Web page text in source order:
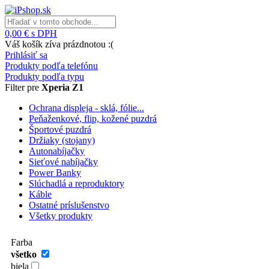
0,00 € s DPH
Váš košík zíva prázdnotou :(
Prihlásiť sa
Produkty podľa telefónu
Produkty podľa typu
Filter pre Xperia Z1
Ochrana displeja - sklá, fólie...
Peňaženkové, flip, kožené puzdrá
Športové puzdrá
Držiaky (stojany)
Autonabíjačky
Sieťové nabíjačky
Power Banky
Slúchadlá a reproduktory
Káble
Ostatné príslušenstvo
Všetky produkty
Farba
všetko
biela